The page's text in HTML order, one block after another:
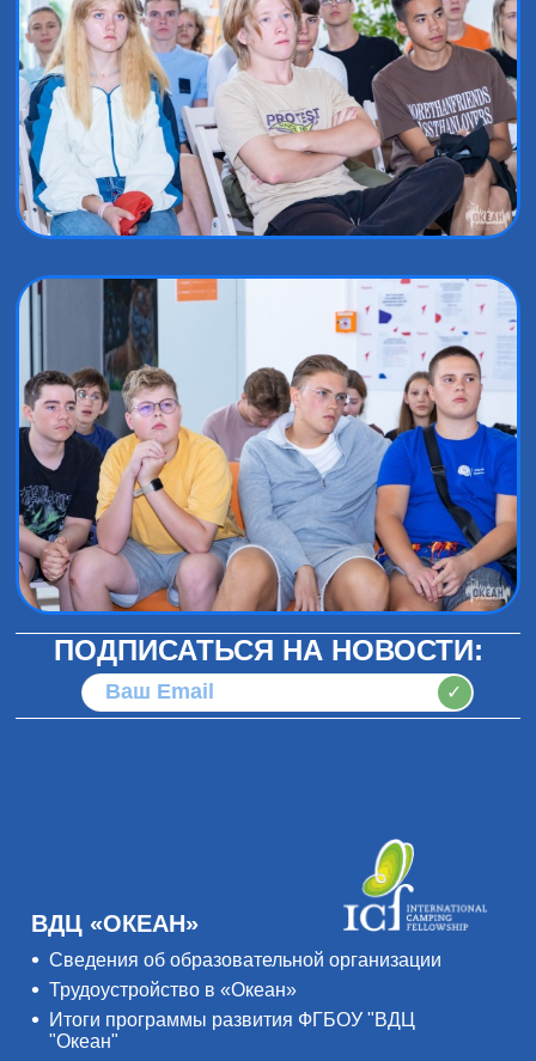
ПОДПИСАТЬСЯ НА НОВОСТИ:
✓
ВДЦ «ОКЕАН»
Сведения об образовательной организации
Трудоустройство в «Океан»
Итоги программы развития ФГБОУ "ВДЦ
"Океан"